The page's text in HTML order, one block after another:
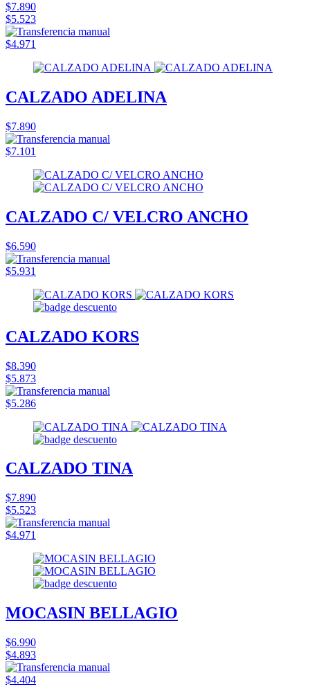
$7.890
$5.523
$4.971
CALZADO ADELINA
$7.890
$7.101
CALZADO C/ VELCRO ANCHO
$6.590
$5.931
CALZADO KORS
$8.390
$5.873
$5.286
CALZADO TINA
$7.890
$5.523
$4.971
MOCASIN BELLAGIO
$6.990
$4.893
$4.404